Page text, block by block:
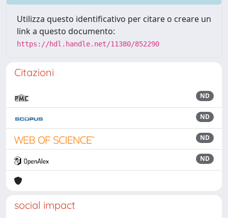
Utilizza questo identificativo per citare o creare un
link a questo documento:
https://hdl.handle.net/11380/852290
Citazioni
ND
ND
ND
ND
social impact